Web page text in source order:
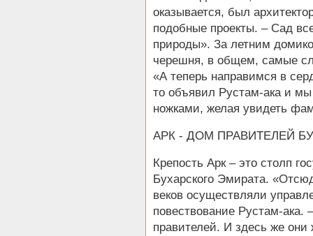
оказывается, был
подобные проекты. – Сад
природы». За летним
черешня, в общем, самые
«А теперь направимся в
то объявил Рустам-ака и
ножками, желая увидеть
АРК - ДОМ ПРАВИТЕЛЕЙ
Крепость Арк – это столп
Бухарского Эмирата.
веков осуществляли
повествование Рустам-ака.
правителей. И здесь же